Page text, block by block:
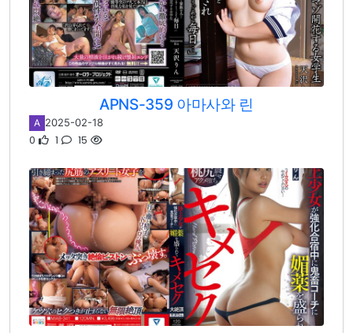
APNS-359 아마사와 린
A 2025-02-18
0 1 15